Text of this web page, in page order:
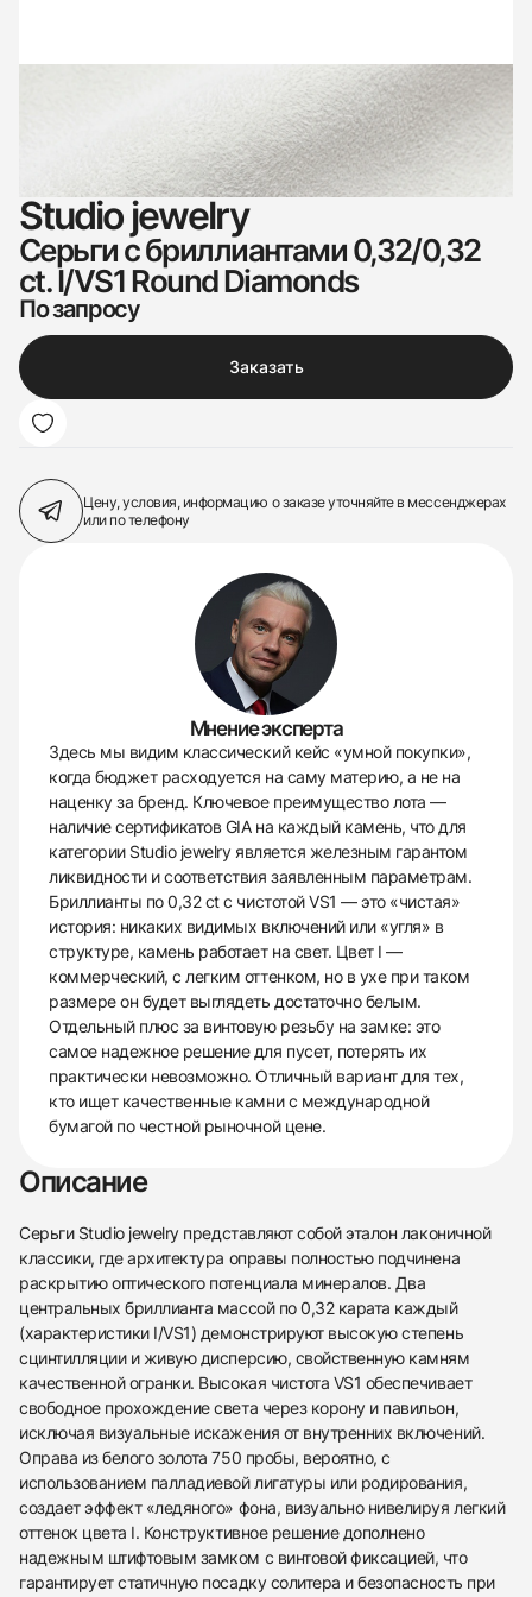
Studio jewelry
Серьги с бриллиантами 0,32/0,32
ct. I/VS1 Round Diamonds
По запросу
Заказать
Цену, условия, информацию о заказеуточняйте в мессенджерах
или по телефону
Мнение эксперта
Здесь мы видим классический кейс «умной покупки»,
когда бюджет расходуется на саму материю, а не на
наценку за бренд. Ключевое преимущество лота —
наличие сертификатов GIA на каждый камень, что для
категории Studio jewelry является железным гарантом
ликвидности и соответствия заявленным параметрам.
Бриллианты по 0,32 ct с чистотой VS1 — это «чистая»
история: никаких видимых включений или «угля» в
структуре, камень работает на свет. Цвет I —
коммерческий, с легким оттенком, но в ухе при таком
размере он будет выглядеть достаточно белым.
Отдельный плюс за винтовую резьбу на замке: это
самое надежное решение для пусет, потерять их
практически невозможно. Отличный вариант для тех,
кто ищет качественные камни с международной
бумагой по честной рыночной цене.
Описание
Серьги Studio jewelry представляют собой эталон лаконичной
классики, где архитектура оправы полностью подчинена
раскрытию оптического потенциала минералов. Два
центральных бриллианта массой по 0,32 карата каждый
(характеристики I/VS1) демонстрируют высокую степень
сцинтилляции и живую дисперсию, свойственную камням
качественной огранки. Высокая чистота VS1 обеспечивает
свободное прохождение света через корону и павильон,
исключая визуальные искажения от внутренних включений.
Оправа из белого золота 750 пробы, вероятно, с
использованием палладиевой лигатуры или родирования,
создает эффект «ледяного» фона, визуально нивелируя легкий
оттенок цвета I. Конструктивное решение дополнено
надежным штифтовым замком с винтовой фиксацией, что
гарантирует статичную посадку солитера и безопасность при